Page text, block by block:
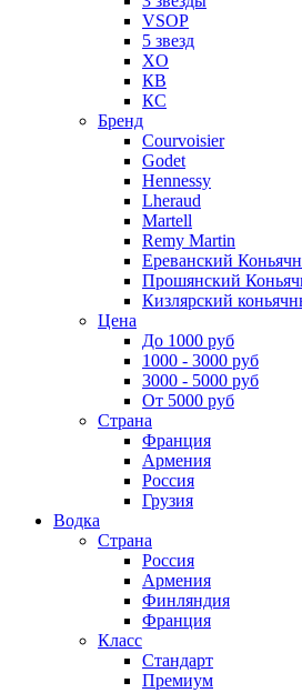
VSOP
5 звезд
XO
КВ
КС
Бренд
Courvoisier
Godet
Hennessy
Lheraud
Martell
Remy Martin
Ереванский
Прошянский
Кизлярский
Цена
До 1000 руб
1000 - 3000 руб
3000 - 5000 руб
От 5000 руб
Страна
Франция
Армения
Россия
Грузия
Водка
Страна
Россия
Армения
Финляндия
Франция
Класс
Стандарт
Премиум